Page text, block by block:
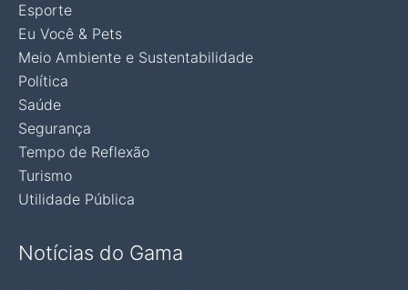
Esporte
Eu Você & Pets
Meio Ambiente e Sustentabilidade
Política
Saúde
Segurança
Tempo de Reflexão
Turismo
Utilidade Pública
Notícias do Gama